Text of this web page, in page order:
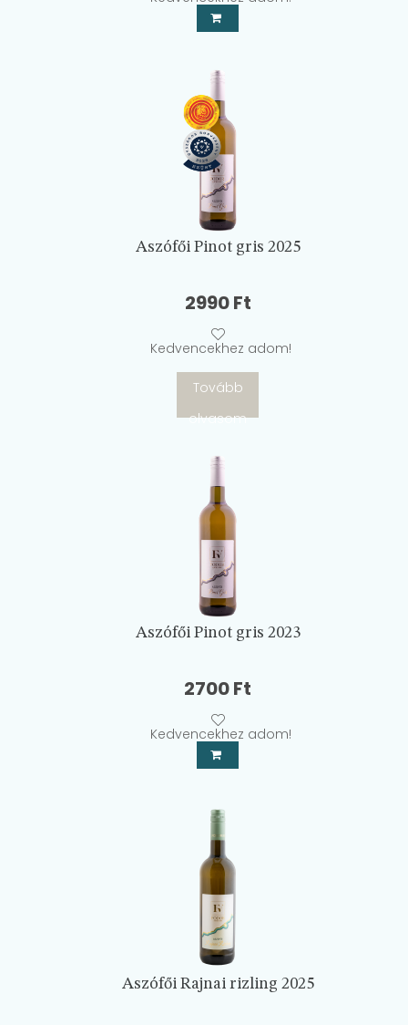
Aszófői Pinot gris 2025
2990Ft
Kedvencekhez adom!
Tovább
olvasom
Aszófői Pinot gris 2023
2700Ft
Kedvencekhez adom!
Aszófői Rajnai rizling 2025